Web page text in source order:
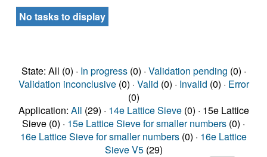
No tasks to display
State: All (0) · In progress(0) · Validation pending (0) ·
Validation inconclusive(0) · Valid (0) · Invalid (0) · Error
(0)
Application: All (29) · 14e Lattice Sieve(0) · 15e Lattice
Sieve (0) · 15e Lattice Sieve for smaller numbers (0) ·
16e Lattice Sieve for smaller numbers (0) · 16e Lattice
Sieve V5(29)